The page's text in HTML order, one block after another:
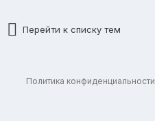
Перейти к списку тем
Политика конфиденциальности